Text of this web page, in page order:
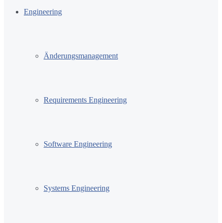
Engineering
Änderungsmanagement
Requirements Engineering
Software Engineering
Systems Engineering